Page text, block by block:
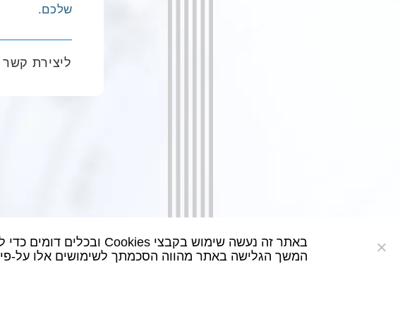
שלכם.
ליצירת קשר
באתר זה נעשה שימוש בקבצי Cookies ובכלים דומים כדי לספק לך חווית גלישה המותאמת ומבוססת על נתוני הגלישה שלך באתר.
המשך הגלישה באתר מהווה הסכמתך לשימושים אלו על-פי